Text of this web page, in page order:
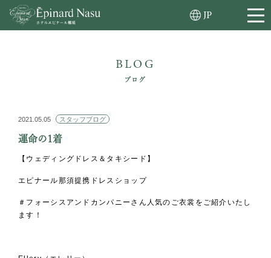
JP
BLOG
ブログ
2021.05.05 スタッフブログ
運命の1着
【ウェディングドレス＆タキシード】
エピナール那須提携ドレスショップ
＃フォーシスアンドカンパニーさん人気のご衣裳をご紹介いたし
ます！